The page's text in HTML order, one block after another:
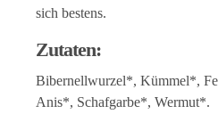
sich bestens.
Zutaten:
Bibernellwurzel*, Kümmel*,
Anis*, Schafgarbe*, Wermut*.